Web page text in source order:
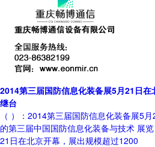
2014第三届国防信息化装备展5月21日
继台
（ ）：2014第三届国防信息化装备展5
的第三届中国国防信息化装备与技术 展
21日在北京开幕，展出规模超过1200